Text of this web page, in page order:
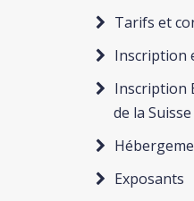
Tarifs et
Inscription
Inscription
de la Suisse
Exposants